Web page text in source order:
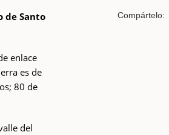
de Santo
enlace
es de
80 de
del
Compártelo: